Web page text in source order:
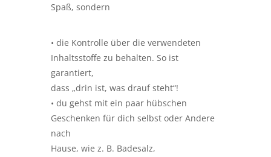
Spaß, sondern
• die Kontrolle über die verwendeten
Inhaltsstoffe zu behalten. So ist
garantiert,
dass „drin ist, was drauf steht“!
• du gehst mit ein paar hübschen
Geschenken für dich selbst oder Andere
nach
Hause, wie z. B. Badesalz,